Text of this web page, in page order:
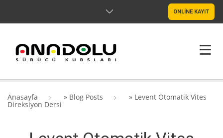
ONLİNE KAYIT
HAKKIMIZDA
ŞUBELER
Anasayfa » Blog Posts » Levent Otomatik Vites
Direksiyon Dersi